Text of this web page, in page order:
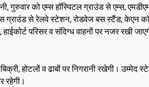
गुरुवार को एम्स हॉस्पिटल ग्राउंड से एम्स,
ग्राउंड से रेलवे स्टेशन, रोडवेज बस स्टैंड, केएन
परिसर व संदिग्ध वाहनों पर नजर रखी
होटलों व ढाबों पर निगरानी रखेगी। उम्मेद
रहेगी।